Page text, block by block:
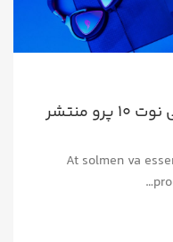
به‌روزرسانی MIUI 14 برای ردمی نوت ۱۰ پرو منتشر
At solmen va